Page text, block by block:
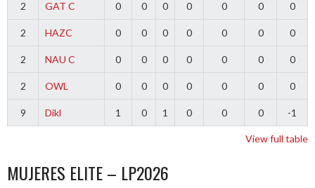
2 GAT C 0 0 0 0 0 0 0
2 HAZC 0 0 0 0 0 0 0
2 NAU C 0 0 0 0 0 0 0
2 OWL 0 0 0 0 0 0 0
9 Dikl 1 0 1 0 0 0 -1
View full table
MUJERES ELITE – LP2026